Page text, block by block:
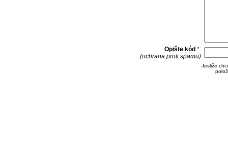
Opište kód *:
(ochrana proti spamu)
Jesliže